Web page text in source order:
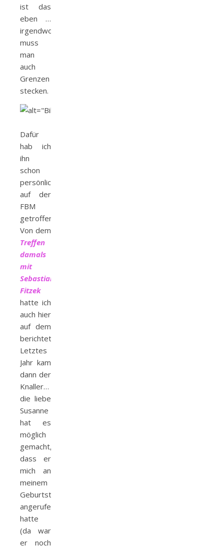
ist das
eben …
irgendwo
muss
man
auch
Grenzen
stecken.
Dafür
hab ich
ihn
schon
persönlich
auf der
FBM
getroffen.
Von dem
Treffen
damals
mit
Sebastian
Fitzek
hatte ich
auch hier
auf dem
berichtet.
Letztes
Jahr kam
dann der
Knaller…
die liebe
Susanne
hat es
möglich
gemacht,
dass er
mich an
meinem
Geburtstag
angerufen
hatte
(da war
er noch